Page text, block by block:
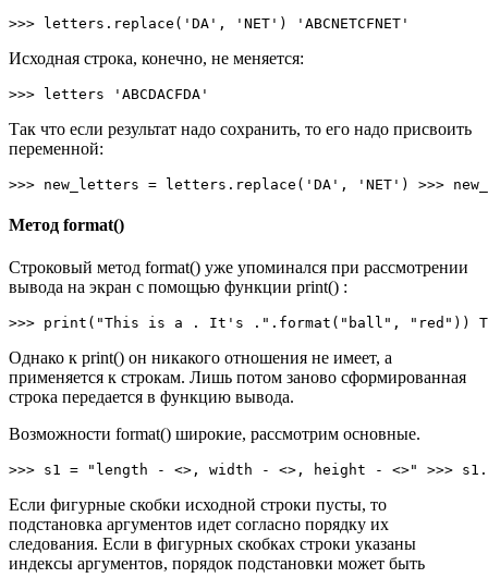
>>> letters.replace('DA', 'NET') 'ABCNETCFNET'
Исходная строка, конечно, не меняется:
>>> letters 'ABCDACFDA'
Так что если результат надо сохранить, то его надо присвоить
переменной:
>>> new_letters = letters.replace('DA', 'NET') >>>
Метод format()
Строковый метод format() уже упоминался при рассмотрении
вывода на экран с помощью функции print() :
>>> print("This is a . It's .".format("ball", "red"))
Однако к print() он никакого отношения не имеет, а
применяется к строкам. Лишь потом заново сформированная
строка передается в функцию вывода.
Возможности format() широкие, рассмотрим основные.
>>> s1 = "length - <>, width - <>, height - <>" >>>
Если фигурные скобки исходной строки пусты, то
подстановка аргументов идет согласно порядку их
следования. Если в фигурных скобках строки указаны
индексы аргументов, порядок подстановки может быть